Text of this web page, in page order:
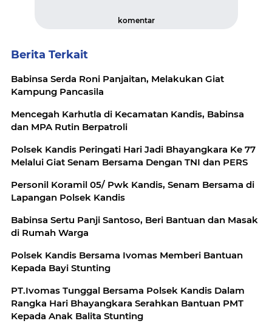
komentar
Berita Terkait
Babinsa Serda Roni Panjaitan, Melakukan Giat
Kampung Pancasila
Mencegah Karhutla di Kecamatan Kandis, Babinsa
dan MPA Rutin Berpatroli
Polsek Kandis Peringati Hari Jadi Bhayangkara Ke 77
Melalui Giat Senam Bersama Dengan TNI dan PERS
Personil Koramil 05/ Pwk Kandis, Senam Bersama di
Lapangan Polsek Kandis
Babinsa Sertu Panji Santoso, Beri Bantuan dan Masak
di Rumah Warga
Polsek Kandis Bersama Ivomas Memberi Bantuan
Kepada Bayi Stunting
PT.Ivomas Tunggal Bersama Polsek Kandis Dalam
Rangka Hari Bhayangkara Serahkan Bantuan PMT
Kepada Anak Balita Stunting